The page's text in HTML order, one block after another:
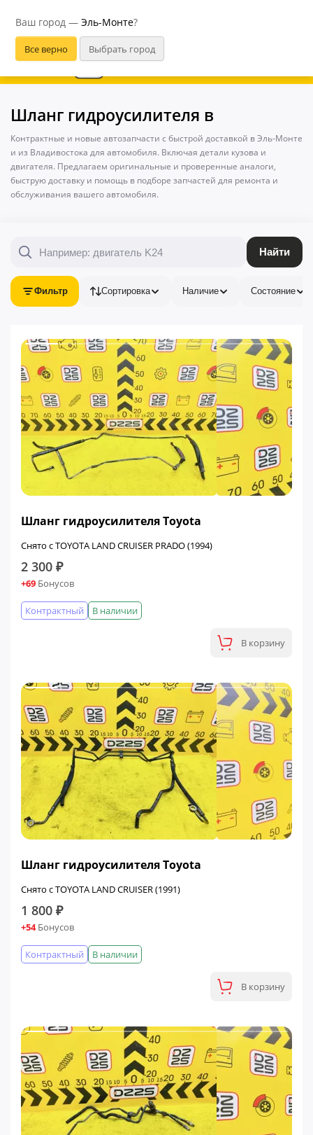
Ваш город — Эль-Монте?
В приложении удобнее
Шланг гидроусилителя в
Контрактные и новые автозапчасти с быстрой доставкой в Эль-Монте
и из Владивостока для автомобиля. Включая детали кузова и
двигателя. Предлагаем оригинальные и проверенные аналоги,
быструю доставку и помощь в подборе запчастей для ремонта и
обслуживания вашего автомобиля.
Найти
Фильтр Сортировка Наличие Состояние
Шланг гидроусилителя Toyota
Снято с TOYOTA LAND CRUISER PRADO (1994)
2 300 ₽
+69 Бонусов
В наличии
Контрактный
В корзину
Шланг гидроусилителя Toyota
Снято с TOYOTA LAND CRUISER (1991)
1 800 ₽
+54Бонусов
В наличии
Контрактный
В корзину